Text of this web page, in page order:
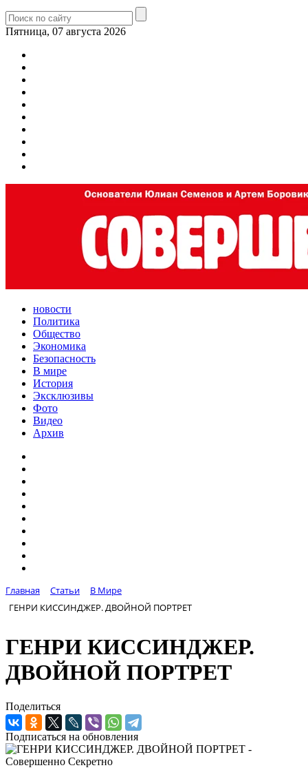
Пятница, 07 августа 2026
новости
Политика
Общество
Экономика
Безопасность
В мире
История
Эксклюзивы
Фото
Видео
Архив
Главная Статьи
В Мире
ГЕНРИ КИССИНДЖЕР. ДВОЙНОЙ ПОРТРЕТ
ГЕНРИ КИССИНДЖЕР.
ДВОЙНОЙ ПОРТРЕТ
Поделиться
Подписаться на обновления